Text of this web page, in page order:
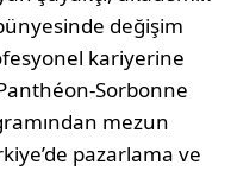
değişim
kariyerine
Sorbonne
mezun
pazarlama ve